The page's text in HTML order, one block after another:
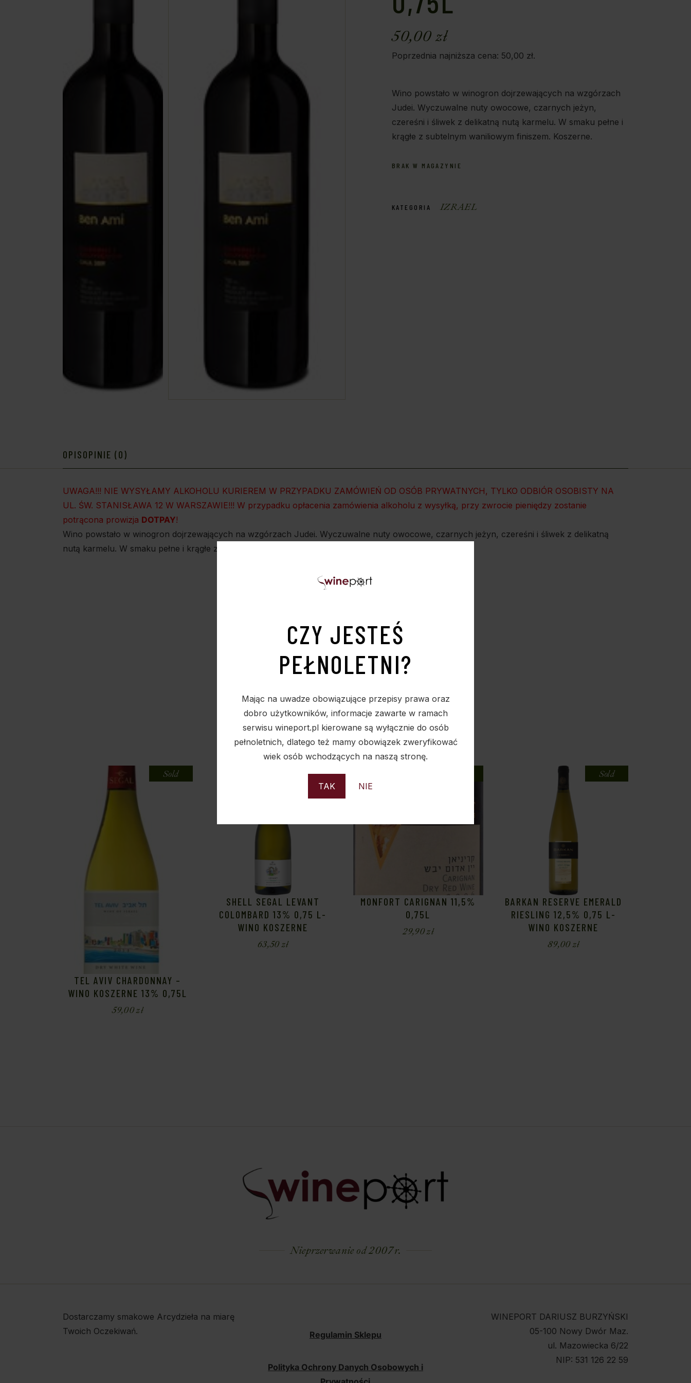
CZY JESTEŚ
PEŁNOLETNI?
Mając na uwadze obowiązujące przepisy prawa oraz
dobro użytkowników, informacje zawarte w ramach
serwisu wineport.pl kierowane są wyłącznie do osób
pełnoletnich, dlatego też mamy obowiązek zweryfikować
wiek osób wchodzących na naszą stronę.
TAK NIE
50,00zł
Poprzednia najniższa cena: 50,00 zł.
Wino powstało w winogron dojrzewających na wzgórzach
Judei. Wyczuwalne nuty owocowe, czarnych jeżyn,
czereśni i śliwek z delikatną nutą karmelu. W smaku pełne i
krągłe z subtelnym waniliowym finiszem. Koszerne.
BRAK W MAGAZYNIE
KATEGORIA IZRAEL
OPISOPINIE (0)
UWAGA!!! NIE WYSYŁAMY ALKOHOLU KURIEREM W PRZYPADKU ZAMÓWIEŃ OD OSÓB PRYWATNYCH, TYLKO ODBIÓR OSOBISTY NA
UL. ŚW. STANISŁAWA 12 W WARSZAWIE!!! W przypadku opłacenia zamówienia alkoholu z wysyłką, przy zwrocie pieniędzy zostanie
potrącona prowizja DOTPAY!
Wino powstało w winogron dojrzewających na wzgórzach Judei. Wyczuwalne nuty owocowe, czarnych jeżyn, czereśni i śliwek z delikatną
nutą karmelu. W smaku pełne i krągłe z subtelnym waniliowym finiszem. Koszerne.
PODOBNE PRODUKTY
Sold
TEL AVIV CHARDONNAY –
WINO KOSZERNE 13% 0,75L
59,00zł
Sold
SHELL SEGAL LEVANT
COLOMBARD 13% 0,75 L-
WINO KOSZERNE
63,50zł
MONFORT CARIGNAN 11,5%
0,75L
29,90zł
Sold
BARKAN RESERVE EMERALD
RIESLING 12,5% 0,75 L-
WINO KOSZERNE
89,00zł
Nieprzerwanie od 2007 r.
Dostarczamy smakowe Arcydzieła na miarę
Twoich Oczekiwań.
Regulamin Sklepu
Polityka Ochrony Danych Osobowych i
WINEPORT DARIUSZ BURZYŃSKI
05-100 Nowy Dwór Maz.
ul. Mazowiecka 6/22
NIP: 531 126 22 59